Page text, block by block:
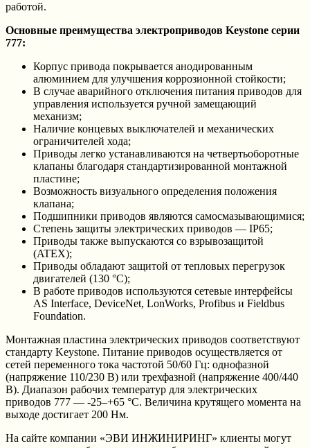
работой.
Основные преимущества электроприводов Keystone серии
777:
Корпус привода покрывается анодированным
алюминием для улучшения коррозионной стойкости;
В случае аварийного отключения питания приводов для
управления используется ручной замещающий
механизм;
Наличие концевых выключателей и механических
ограничителей хода;
Приводы легко устанавливаются на четвертьоборотные
клапаны благодаря стандартизированной монтажной
пластине;
Возможность визуального определения положения
клапана;
Подшипники приводов являются самосмазывающимися;
Степень защиты электрических приводов — IP65;
Приводы также выпускаются со взрывозащитой
(ATEX);
Приводы обладают защитой от тепловых перегрузок
двигателей (130 °C);
В работе приводов используются сетевые интерфейсы
AS Interface, DeviceNet, LonWorks, Profibus и Fieldbus
Foundation.
Монтажная пластина электрических приводов соответствуют
стандарту Keystone. Питание приводов осуществляется от
сетей переменного тока частотой 50/60 Гц: однофазной
(напряжение 110/230 В) или трехфазной (напряжение 400/440
В). Диапазон рабочих температур для электрических
приводов 777 — -25–+65 °C. Величина крутящего момента на
выходе достигает 200 Нм.
На сайте компании «ЭВИ ИНЖИНИРИНГ» клиенты могут